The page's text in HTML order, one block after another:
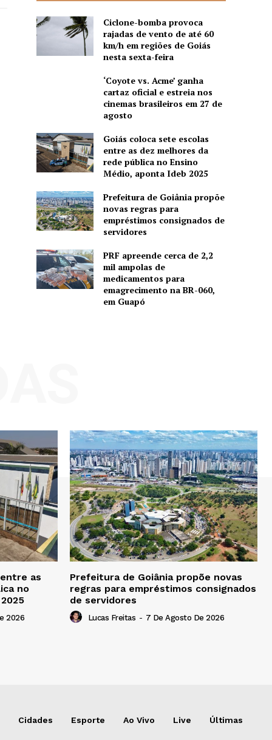
Ciclone-bomba provoca
rajadas de vento de até 60
km/h em regiões de Goiás
nesta sexta-feira
‘Coyote vs. Acme’ ganha
cartaz oficial e estreia nos
cinemas brasileiros em 27 de
agosto
Goiás coloca sete escolas
entre as dez melhores da
rede pública no Ensino
Médio, aponta Ideb 2025
Prefeitura de Goiânia propõe
novas regras para
empréstimos consignados de
servidores
PRF apreende cerca de 2,2
mil ampolas de
medicamentos para
emagrecimento na BR-060,
em Guapó
as
no
2026
Prefeitura de Goiânia propõe novas
regras para empréstimos consignados
de servidores
Lucas Freitas - 7 De Agosto De 2026
Cidades Esporte Ao Vivo Live Últimas